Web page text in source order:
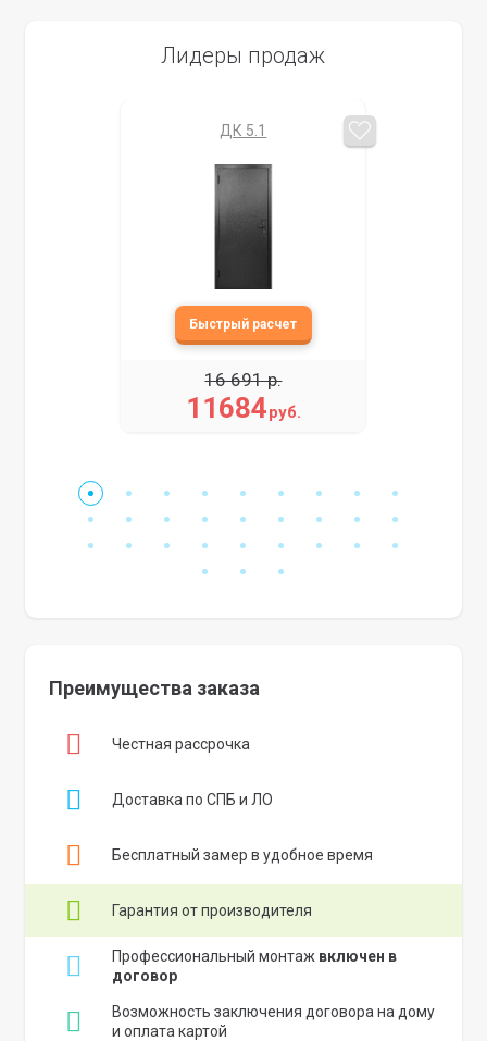
Лидеры продаж
ДК 5.1
11684руб.
16 691 р.
Преимущества заказа
Честная рассрочка
Доставка по СПБ и ЛО
Бесплатный замер в удобное время
Гарантия от производителя
Профессиональный монтаж включен в
договор
Возможность заключения договора на дому
и оплата картой